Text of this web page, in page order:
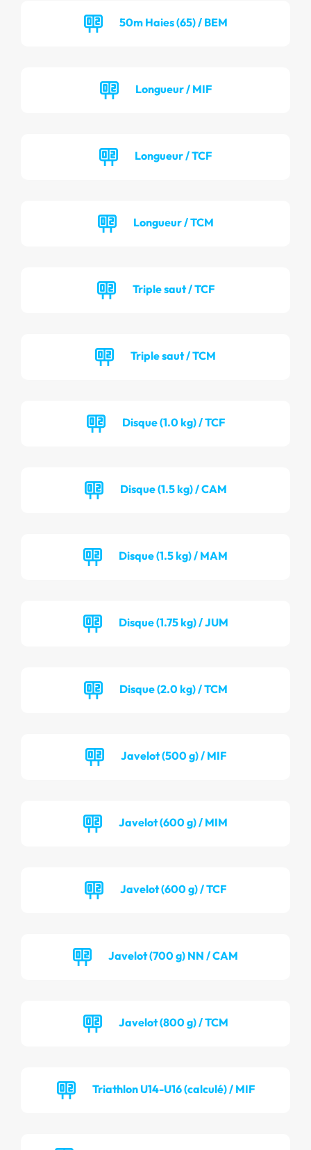
50m Haies (65) / BEM
Longueur / MIF
Longueur / TCF
Longueur / TCM
Triple saut / TCF
Triple saut / TCM
Disque (1.0 kg) / TCF
Disque (1.5 kg) / CAM
Disque (1.5 kg) / MAM
Disque (1.75 kg) / JUM
Disque (2.0 kg) / TCM
Javelot (500 g) / MIF
Javelot (600 g) / MIM
Javelot (600 g) / TCF
Javelot (700 g) NN / CAM
Javelot (800 g) / TCM
Triathlon U14-U16 (calculé) / MIF